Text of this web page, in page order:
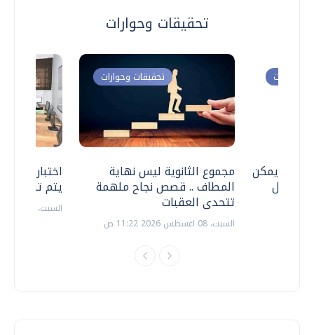
تحقيقات وحوارات
اختبارات
يتم
السبت، 18 يوليو 2026 09:22 ص
تحقيقات وحوارات
مجموع الثانوية ليس نهاية
المطاف .. قصص نجاح ملهمة
تتحدى العقبات
السبت، 08 اغسطس 2026 11:22 ص
وحوارات
.. هل يمكن
نتعامل